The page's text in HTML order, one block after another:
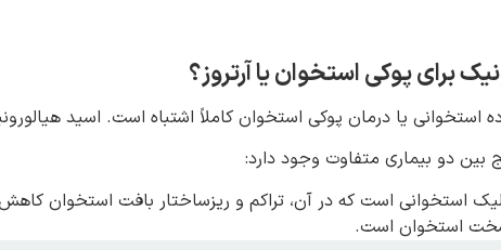
برای پوکی استخوان یا آرتروز؟
استخوانی یا درمان پوکی استخوان کاملاً اشتباه است. اسید
بین دو بیماری متفاوت وجود دارد:
استخوانی است که در آن، تراکم و ریزساختار بافت استخوان
سخت استخوان است.